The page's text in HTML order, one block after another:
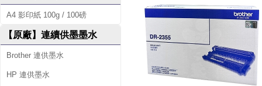
A4 影印紙 100g / 100磅
【原廠】連續供墨墨水
Brother 連供墨水
HP 連供墨水